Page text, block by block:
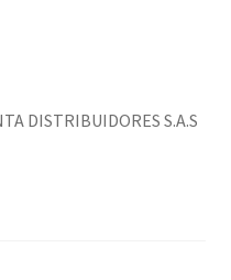
DISTRIBUIDORES S.A.S